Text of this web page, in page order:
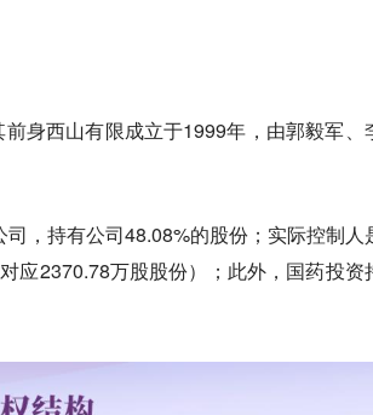
身西山有限成立于1999年，由郭毅军、
，持有公司48.08%的股份；实际控制人
应2370.78万股股份）；此外， 国药投资